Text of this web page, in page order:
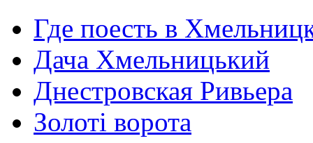
Где поесть в
Дача Хмельницький
Днестровская Ривьера
Золоті ворота